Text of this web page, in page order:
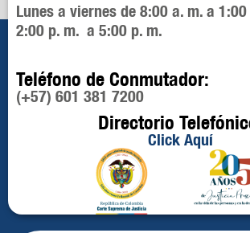
Lunes a viernes de 8:00 a. m. a
2:00 p. m. a 5:00 p. m.
Teléfono de Conmutador:
(+57) 601 381 7200
Directorio
Click Aquí